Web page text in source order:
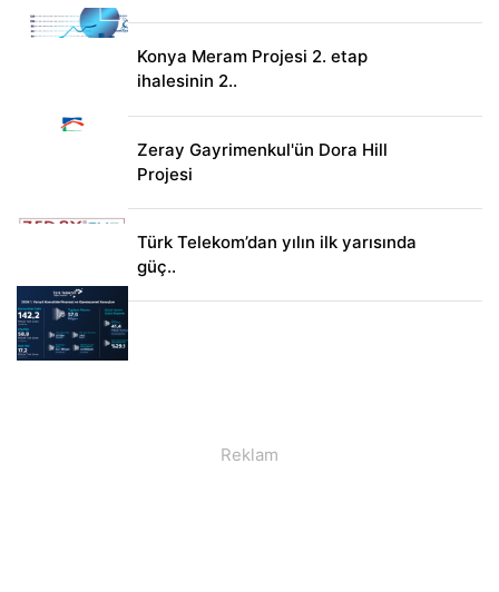
Konya Meram Projesi 2. etap
ihalesinin 2..
Zeray Gayrimenkul'ün Dora Hill
Projesi
Türk Telekom’dan yılın ilk yarısında
güç..